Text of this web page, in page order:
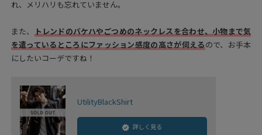
れ、メリハリも忘れていません。
また、 トレンドのバケハやごつめのネックレスを合わせ、小物まで気
を遣っているところにファッション感度の高さが伺えるので、お手本
にしたいコーデですね！
UtilityBlackShirt
詳しく見る